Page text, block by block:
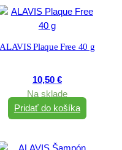
ALAVIS Plaque Free 40 g
10,50 €
Na sklade
Pridať do košíka